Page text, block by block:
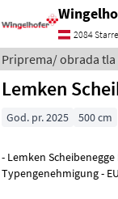
2084
Priprema/ obrada
Lemken
Lemken
God. pr. 2025 500 cm
- Lemken Scheibenegge
Typengenehmigung -